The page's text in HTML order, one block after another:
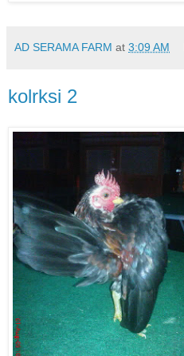
AD SERAMA FARM at 3:09 AM
kolrksi 2